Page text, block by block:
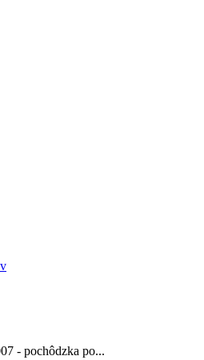
- pochôdzka po...